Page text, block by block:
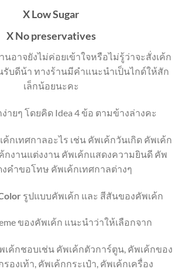
X Low Sugar
X No preservatives
จยังไม่ค่อยเข้าใจหรือไม่รู้ว่าจะสั่งเค้ก
รับดีน้า ทางร้านมีคำแนะนำเป็นไกด์ให้สัก
เล็กน้อยนะคะ
ง่ายๆ โดยคิด Idea 4 ข้อ ตามข้างล่างคะ
เค้กเทศกาลอะไร เช่น คัพเค้กวันเกิด คัพเค้ก
กงานแต่งงาน คัพเค้กแสดงความยินดี คัพ
งคำขอโทษ คัพเค้กเทศกาลต่างๆ
รูปแบบคัพเค้ก และ สีสันของคัพเค้ก
ของคัพเค้ก แนะนำว่าให้เลือกจาก
เค้กชอบเช่น คัพเค้กตัวการ์ตูน, คัพเค้กของ
รองเท้า, คัพเค้กกระเป๋า, คัพเค้กเครื่อง